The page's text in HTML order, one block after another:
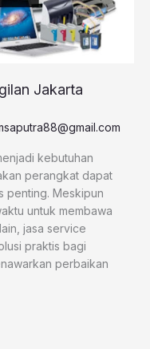
Jakarta
kebutuhan
perangkat dapat
penting. Meskipun
untuk membawa
jasa service
praktis bagi
perbaikan